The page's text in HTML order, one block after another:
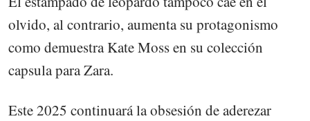
olvido, al contrario, aumenta su protagonismo
como demuestra Kate Moss en su colección
capsula para Zara.
Este 2025 continuará la obsesión de aderezar